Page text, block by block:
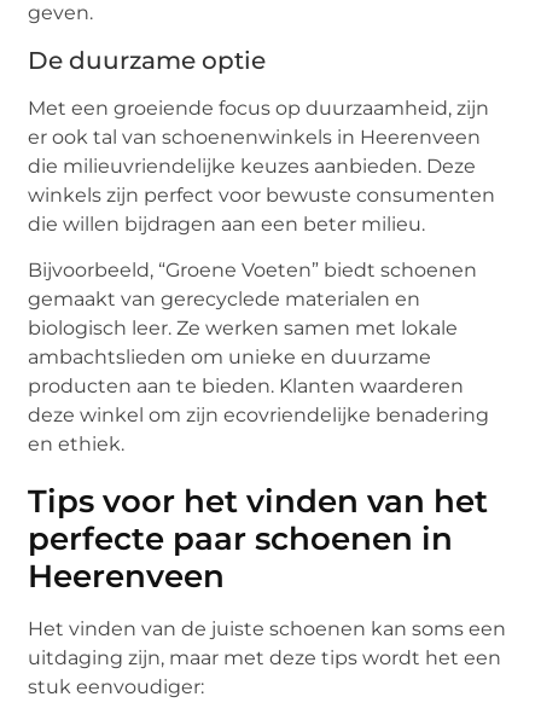
geven.
De duurzame optie
Met een groeiende focus op duurzaamheid, zijn
er ook tal van schoenenwinkels in Heerenveen
die milieuvriendelijke keuzes aanbieden. Deze
winkels zijn perfect voor bewuste consumenten
die willen bijdragen aan een beter milieu.
Bijvoorbeeld, “Groene Voeten” biedt schoenen
gemaakt van gerecyclede materialen en
biologisch leer. Ze werken samen met lokale
ambachtslieden om unieke en duurzame
producten aan te bieden. Klanten waarderen
deze winkel om zijn ecovriendelijke benadering
en ethiek.
Tips voor het vinden van het
perfecte paar schoenen in
Heerenveen
Het vinden van de juiste schoenen kan soms een
uitdaging zijn, maar met deze tips wordt het een
stuk eenvoudiger: